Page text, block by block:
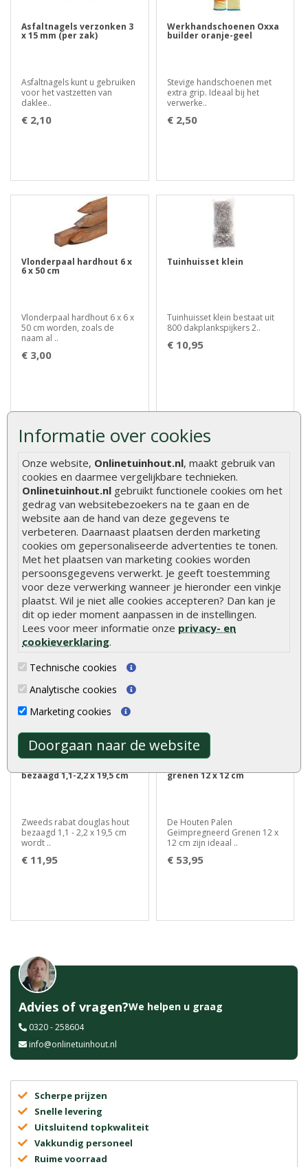
Informatie over cookies
Onze website, Onlinetuinhout.nl, maakt gebruik van
cookies en daarmee vergelijkbare technieken.
Onlinetuinhout.nl gebruikt functionele cookies om het
gedrag van websitebezoekers na te gaan en de
website aan de hand van deze gegevens te
verbeteren. Daarnaast plaatsen derden marketing
cookies om gepersonaliseerde advertenties te tonen.
Met het plaatsen van marketing cookies worden
persoonsgegevens verwerkt. Je geeft toestemming
voor deze verwerking wanneer je hieronder een vinkje
plaatst. Wil je niet alle cookies accepteren? Dan kan je
dit op ieder moment aanpassen in de instellingen.
Lees voor meer informatie onze privacy- en
cookieverklaring.
Technische cookies
Analytische cookies
Marketing cookies
Doorgaan naar de website
Asfaltnagels verzonken 3
x 15 mm (per zak)
Asfaltnagels kunt u gebruiken
voor het vastzetten van
daklee..
€ 2,10
Werkhandschoenen Oxxa
builder oranje-geel
Stevige handschoenen met
extra grip. Ideaal bij het
verwerke..
€ 2,50
Vlonderpaal hardhout 6 x
6 x 50 cm
Vlonderpaal hardhout 6 x 6 x
50 cm worden, zoals de
naam al ..
€ 3,00
Tuinhuisset klein
Tuinhuisset klein bestaat uit
800 dakplankspijkers 2..
€ 10,95
Hardhouten palen Azobé
fijnbezaagd 10 x 10 cm
Ontdek de kracht van
Hardhouten Palen Azobé
Fijnbezaagd 10 x..
€ 27,75
Blokhutprofiel grenen
geïmpregneerd 2,8 x 12,7
cm
Blokhutprofiel grenen
geïmpregneerd 2,8 x 12,7 cm
kunt u geb..
€ 7,20
bezaagd 1,1-2,2 x 19,5 cm
Zweeds rabat douglas hout
bezaagd 1,1 - 2,2 x 19,5 cm
wordt ..
€ 11,95
grenen 12 x 12 cm
De Houten Palen
Geïmpregneerd Grenen 12 x
12 cm zijn ideaal ..
€ 53,95
Advies of vragen?We helpen u graag
0320 - 258604
info@onlinetuinhout.nl
Scherpe prijzen
Snelle levering
Uitsluitend topkwaliteit
Vakkundig personeel
Ruime voorraad